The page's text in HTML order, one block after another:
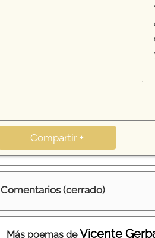
Compartir +
Comentarios (cerrado)
Más poemas deVicente